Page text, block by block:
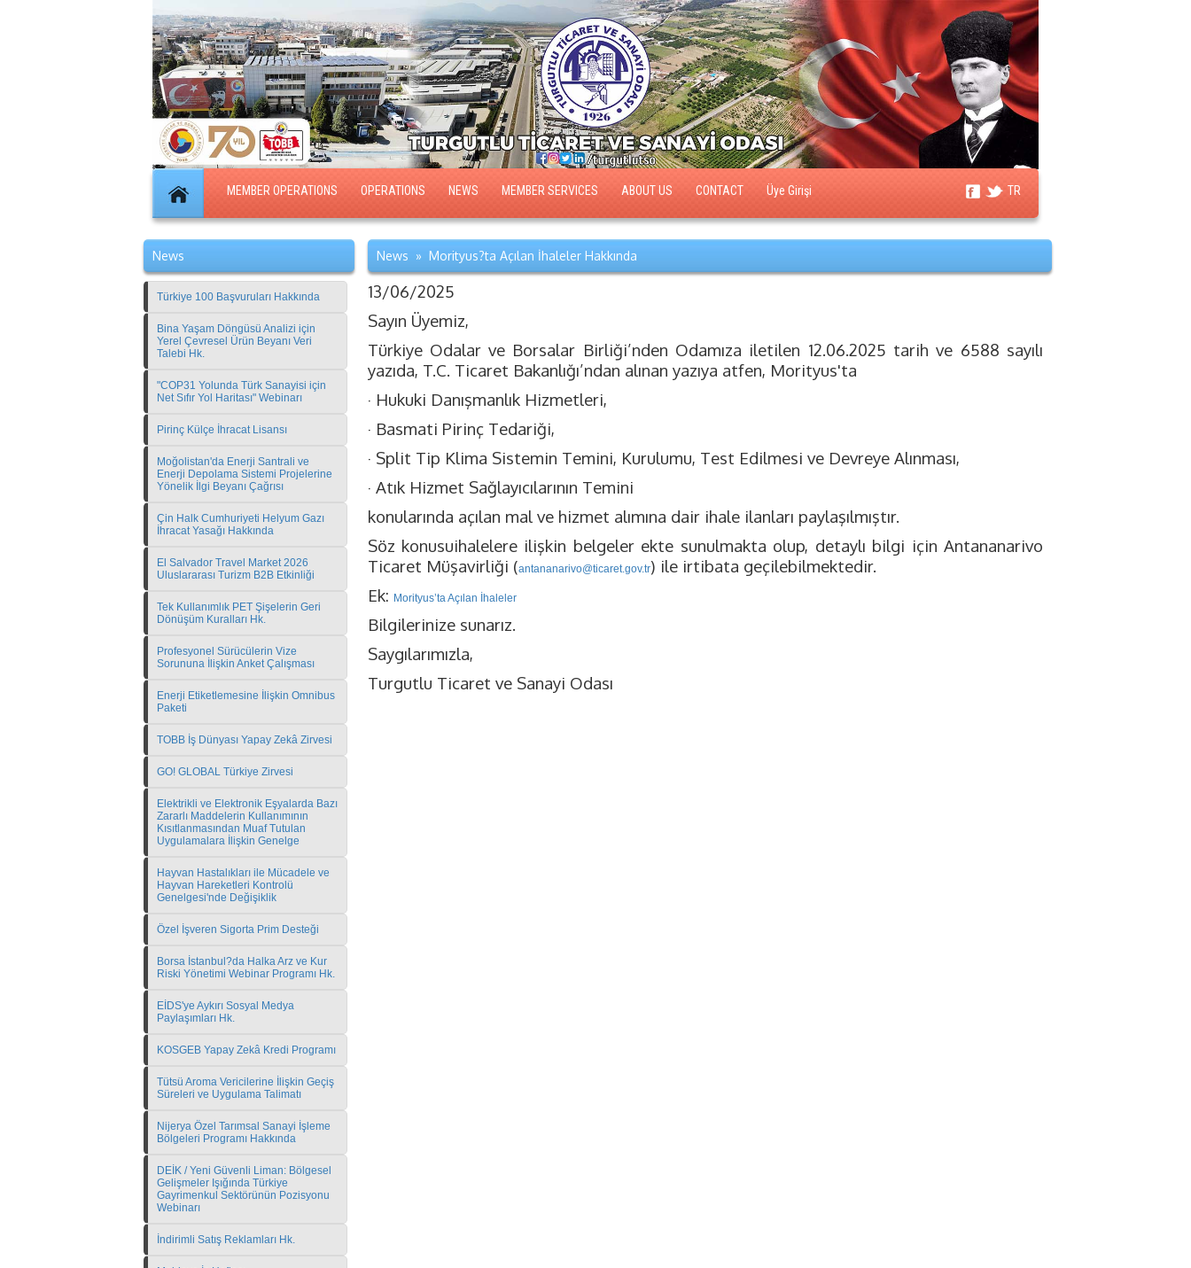
MEMBER OPERATIONS OPERATIONS NEWS MEMBER SERVICES ABOUT US CONTACT Üye Girişi TR
News
Türkiye 100 Başvuruları Hakkında
Bina Yaşam Döngüsü Analizi için
Yerel Çevresel Ürün Beyanı Veri
Talebi Hk.
"COP31 Yolunda Türk Sanayisi için
Net Sıfır Yol Haritası" Webinarı
Pirinç Külçe İhracat Lisansı
Moğolistan'da Enerji Santrali ve
Enerji Depolama Sistemi Projelerine
Yönelik İlgi Beyanı Çağrısı
Çin Halk Cumhuriyeti Helyum Gazı
İhracat Yasağı Hakkında
El Salvador Travel Market 2026
Uluslararası Turizm B2B Etkinliği
Tek Kullanımlık PET Şişelerin Geri
Dönüşüm Kuralları Hk.
Profesyonel Sürücülerin Vize
Sorununa İlişkin Anket Çalışması
Enerji Etiketlemesine İlişkin Omnibus
Paketi
TOBB İş Dünyası Yapay Zekâ Zirvesi
GO! GLOBAL Türkiye Zirvesi
Elektrikli ve Elektronik Eşyalarda Bazı
Zararlı Maddelerin Kullanımının
Kısıtlanmasından Muaf Tutulan
Uygulamalara İlişkin Genelge
Hayvan Hastalıkları ile Mücadele ve
Hayvan Hareketleri Kontrolü
Genelgesi'nde Değişiklik
Özel İşveren Sigorta Prim Desteği
Borsa İstanbul?da Halka Arz ve Kur
Riski Yönetimi Webinar Programı Hk.
EİDS'ye Aykırı Sosyal Medya
Paylaşımları Hk.
KOSGEB Yapay Zekâ Kredi Programı
Tütsü Aroma Vericilerine İlişkin Geçiş
Süreleri ve Uygulama Talimatı
Nijerya Özel Tarımsal Sanayi İşleme
Bölgeleri Programı Hakkında
DEİK / Yeni Güvenli Liman: Bölgesel
Gelişmeler Işığında Türkiye
Gayrimenkul Sektörünün Pozisyonu
Webinarı
İndirimli Satış Reklamları Hk.
News » Morityus?ta Açılan İhaleler Hakkında
13/06/2025
Sayın Üyemiz,
Türkiye Odalar ve Borsalar Birliği’nden Odamıza iletilen 12.06.2025 tarih ve 6588 sayılı
yazıda, T.C. Ticaret Bakanlığı’ndan alınan yazıya atfen, Morityus'ta
· Hukuki Danışmanlık Hizmetleri,
· Basmati Pirinç Tedariği,
· Split Tip Klima Sistemin Temini, Kurulumu, Test Edilmesi ve Devreye Alınması,
· Atık Hizmet Sağlayıcılarının Temini
konularında açılan mal ve hizmet alımına dair ihale ilanları paylaşılmıştır.
Söz konusuihalelere ilişkin belgeler ekte sunulmakta olup, detaylı bilgi için Antananarivo
Ticaret Müşavirliği (antananarivo@ticaret.gov.tr) ile irtibata geçilebilmektedir.
Ek: Morityus’ta Açılan İhaleler
Bilgilerinize sunarız.
Saygılarımızla,
Turgutlu Ticaret ve Sanayi Odası